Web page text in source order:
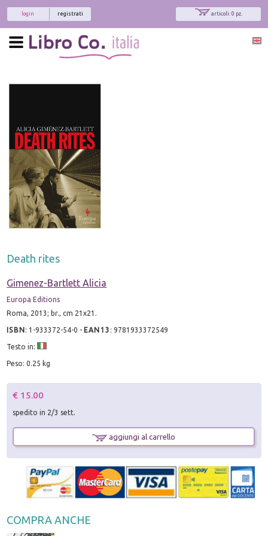
articoli: 0 pz.
registrati
login
Death rites
Gimenez-Bartlett Alicia
Europa Editions
Roma, 2013; br., cm 21x21.
ISBN:1-933372-54-0 - EAN13 :9781933372549
Testo in:
Peso: 0.25 kg
€ 15.00
spedito in 2/3 sett.
aggiungi al carrello
COMPRA ANCHE